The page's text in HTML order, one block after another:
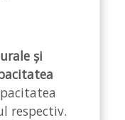
și
respectiv.